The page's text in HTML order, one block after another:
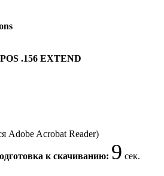
.156 EXTEND
Adobe Acrobat Reader)
к скачиванию: 9 сек.